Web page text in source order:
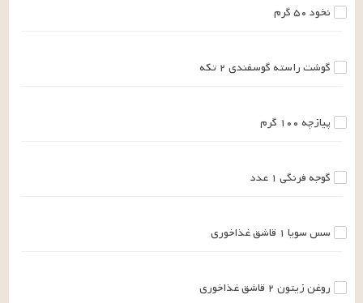
نخود ۵۰گرم
گوشت راسته گوسفندی ۲ تکه
پیازچه ۱۰۰ گرم
گوجه فرنگی ۱ عدد
سس سویا ۱ قاشق غذاخوری
روغن زیتون ۲ قاشق غذاخوری